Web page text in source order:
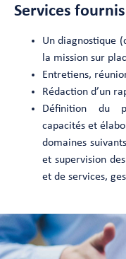
Services fournis
Un diagnostique
la mission sur
Entretiens,
Rédaction d’un
Définition du
capacités et
domaines
et supervision
et de services,